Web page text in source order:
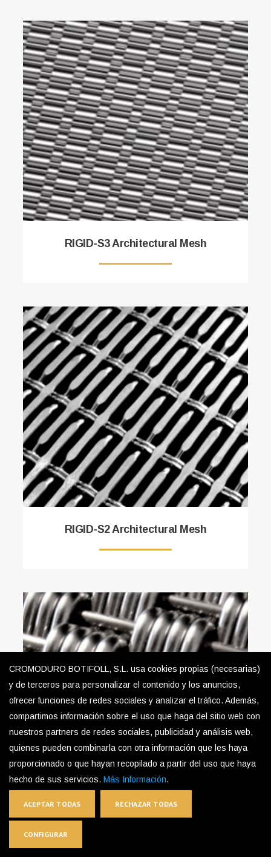
RIGID-S3 Architectural Mesh
RIGID-S2 Architectural Mesh
RIGID-S1 Architectural Mesh
CROMODURO BOTIFOLL, S.L. usa cookies propias (necesarias)
y de terceros para personalizar el contenido y los anuncios,
ofrecer funciones de redes sociales y analizar el tráfico. Además,
compartimos información sobre el uso que haga del sitio web con
nuestros partners de redes sociales, publicidad y análisis web,
quienes pueden combinarla con otra información que les haya
proporcionado o que hayan recopilado a partir del uso que haya
hecho de sus servicios. Más Información.
ACEPTAR TODAS RECHAZAR TODAS
CONFIGURAR